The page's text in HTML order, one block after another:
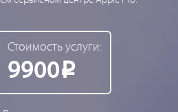
Стоимость услуги:
9900Р